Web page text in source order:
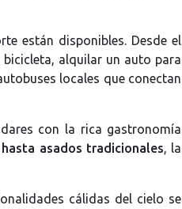
están disponibles. Desde el
alquilar un auto para
locales que conectan
con la rica gastronomía
asados tradicionales, la
cálidas del cielo se